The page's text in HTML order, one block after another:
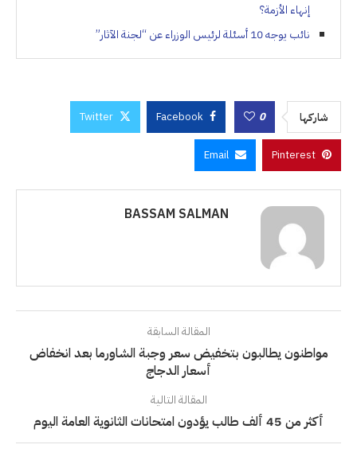
إنهاء الأزمة؟
نائب يوجه 10 أسئلة لرئيس الوزراء عن “لجنة الآثار”
شاركها 0
Facebook
Twitter
Pinterest
Email
BASSAM SALMAN
المقالة السابقة
مواطنون يطالبون بتخفيض سعر وجبة الشاورما بعد انخفاض
أسعار الدجاج
المقالة التالية
أكثر من 45 ألف طالب يؤدون امتحانات الثانوية العامة اليوم